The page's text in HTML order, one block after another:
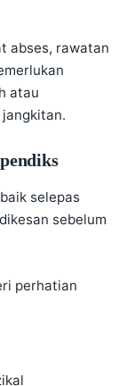
abses, rawatan
atau
selepas
sebelum
perhatian